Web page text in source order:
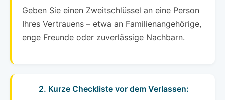
Geben Sie einen Zweitschlüssel an eine Person
Ihres Vertrauens – etwa an Familienangehörige,
enge Freunde oder zuverlässige Nachbarn.
2. Kurze Checkliste vor dem Verlassen: